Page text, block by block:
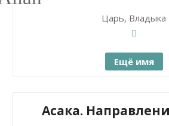
Царь, Владыка
Ещё имя
Асака.